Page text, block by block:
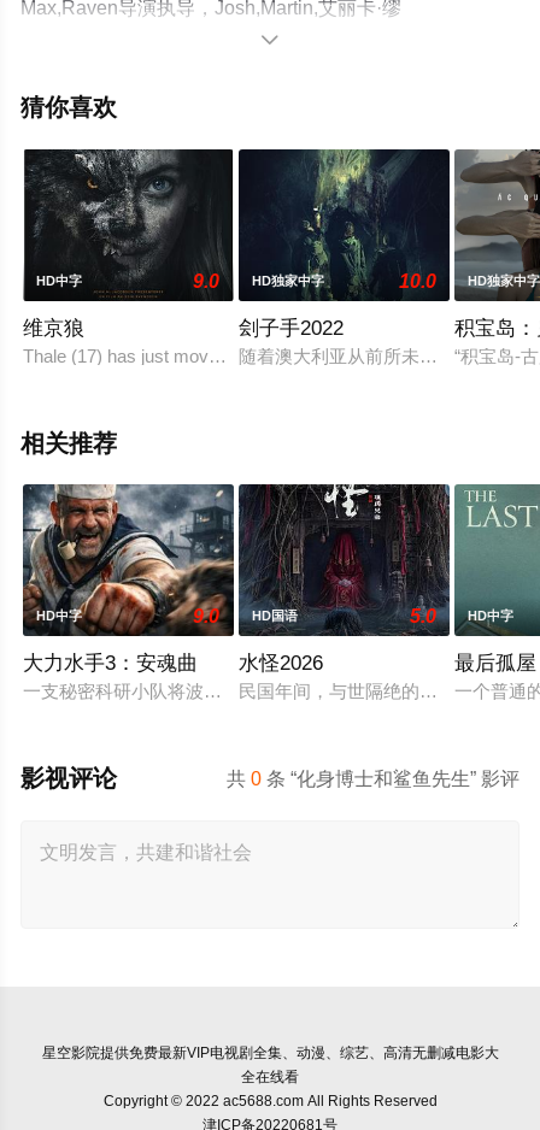
Max,Raven导演执导，Josh,Martin,艾丽卡·缪
斯,Bret,McCormick等演员精彩演绎的美国电影，手机免费
关信息可移步至豆瓣电影、电视猫或剧情网等平台了解。

猜你喜欢
HD中字 9.0
维京狼
Thale (17) has just moved with her parents to a small town a
HD独家中字 10.0
刽子手2022
随着澳大利亚从前所未有的丛林大火
HD独家中字
积宝岛
“积宝岛-
相关推荐
HD中字 9.0
大力水手3：安魂曲
一支秘密科研小队将波派囚禁在地下军事基地，试图驯化并利
HD国语 5.0
水怪2026
民国年间，与世隔绝的怪水村被湖中
HD中字
最后孤屋
一个普通
共0 条 “化身博士和鲨鱼先生” 影评
影视评论
星空影院提供免费最新VIP电视剧全集、动漫、综艺、高清无删减电影大
全在线看
Copyright © 2022 ac5688.com All Rights Reserved
津ICP备20220681号